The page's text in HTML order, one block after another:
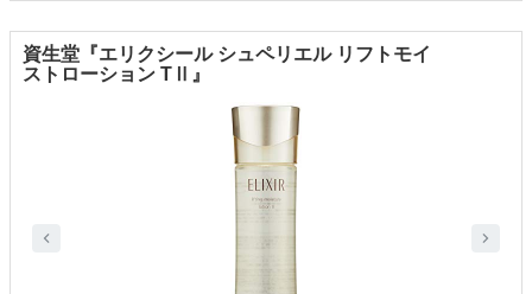
資生堂『エリクシール シュペリエル リフトモイ
ストローション TⅡ』